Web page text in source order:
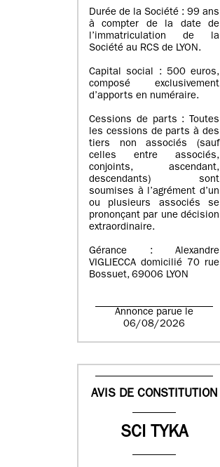
Durée de la Société : 99 ans
à compter de la date de
l’immatriculation de la
Société au RCS de LYON.
Capital social : 500 euros,
composé exclusivement
d’apports en numéraire.
Cessions de parts : Toutes
les cessions de parts à des
tiers non associés (sauf
celles entre associés,
conjoints, ascendant,
descendants) sont
soumises à l’agrément d’un
ou plusieurs associés se
prononçant par une décision
extraordinaire.
Gérance : Alexandre
VIGLIECCA domicilié 70 rue
Bossuet, 69006 LYON
Annonce parue le
06/08/2026
AVIS DE CONSTITUTION
SCI TYKA